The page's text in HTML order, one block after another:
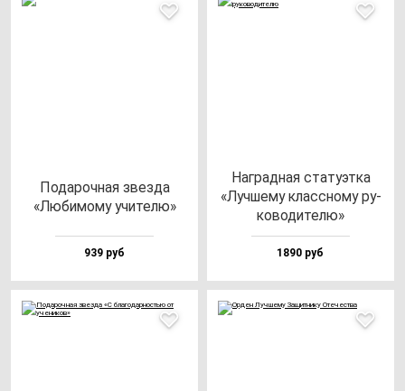
Пода­роч­ная звез­да
«Люби­мо­му учи­те­лю»
939 руб
Наг­рад­ная ста­ту­эт­ка
«Луч­ше­му клас­сно­му ру­
ко­во­ди­те­лю»
1890 руб